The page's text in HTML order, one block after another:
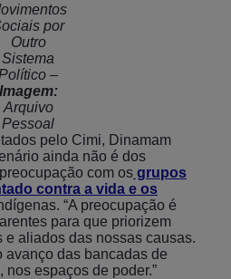
por
Outro
Sistema
–
Imagem:
Arquivo
Pessoal
pelo Cimi, Dinamam
ainda não é dos
com os grupos
contra a vida e os
“A preocupação é
para que priorizem
aliados das nossas causas.
avanço das bancadas de
espaços de poder.”